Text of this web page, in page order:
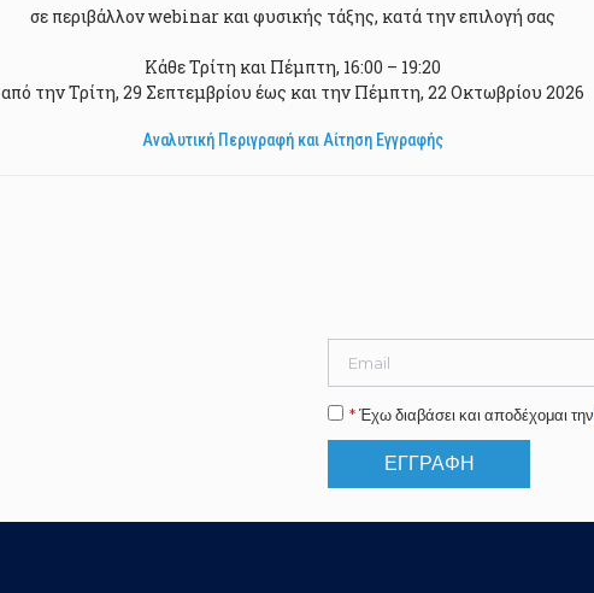
σε περιβάλλον webinar και φυσικής τάξης, κατά την επιλογή σας
Κάθε Τρίτη και Πέμπτη, 16:00 – 19:20
από την Τρίτη, 29 Σεπτεμβρίου έως και την Πέμπτη, 22 Οκτωβρίου 2026
Αναλυτική Περιγραφή και Αίτηση Εγγραφής
*Έχω διαβάσει και αποδέχομαι την
ΕΓΓΡΑΦΗ